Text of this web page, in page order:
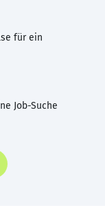
für ein
Job-Suche